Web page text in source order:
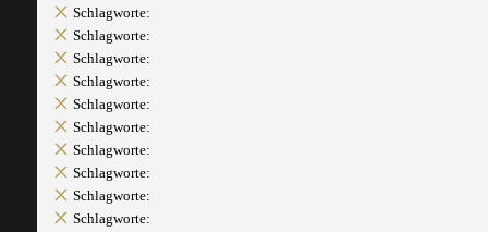
Schlagworte:
Schlagworte:
Schlagworte:
Schlagworte:
Schlagworte:
Schlagworte:
Schlagworte:
Schlagworte:
Schlagworte:
Schlagworte: